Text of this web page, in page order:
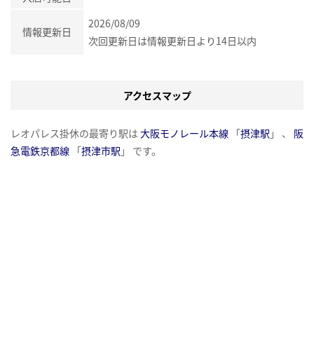
情報更新日
2026/08/09
次回更新日は情報更新日より14日以内
アクセスマップ
レオパレス掛休の最寄り駅は 大阪モノレール本線 「摂津駅 」 、 阪
急電鉄京都線 「摂津市駅 」 です。